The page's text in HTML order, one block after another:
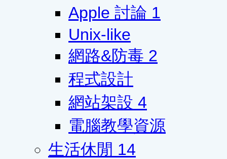
Apple 討論 1
Unix-like
網路&防毒 2
程式設計
網站架設 4
電腦教學資源
生活休閒 14